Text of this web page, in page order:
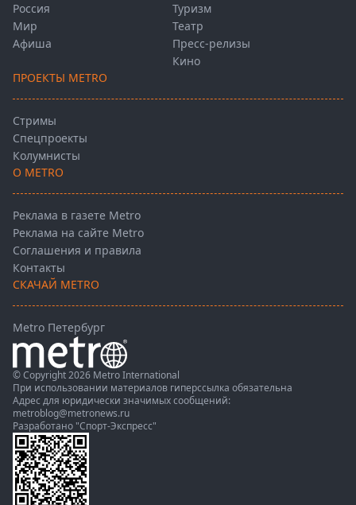
Россия
Мир
Афиша
Туризм
Театр
Пресс-релизы
Кино
ПРОЕКТЫ METRO
Стримы
Спецпроекты
Колумнисты
О METRO
Реклама в газете Metro
Реклама на сайте Metro
Соглашения и правила
Контакты
СКАЧАЙ METRO
Metro Петербург
© Copyright 2026 Metro International
При использовании материалов гиперссылка обязательна
Адрес для юридически значимых сообщений:
metroblog@metronews.ru
Разработано "Спорт-Экспресс"